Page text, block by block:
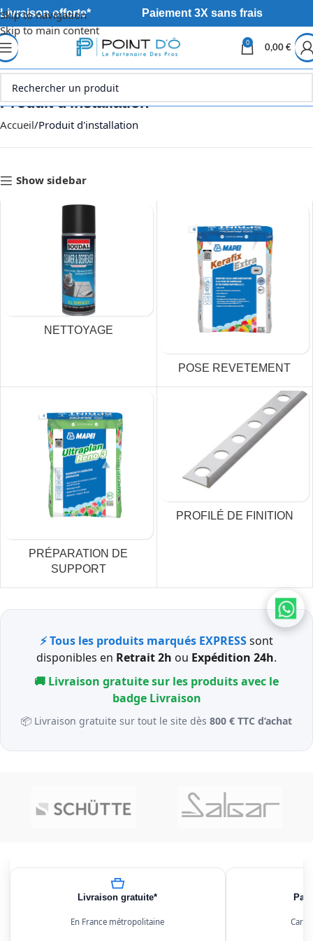
Skip to navigation
Skip to main content
Livraison offerte* Paiement 3X sans frais
0
0,00 €
Produit d'installation
Accueil Produit d'installation
Show sidebar
NETTOYAGE
POSE REVETEMENT
PRÉPARATION DE
SUPPORT
PROFILÉ DE FINITION
⚡ Tous les produits marqués EXPRESSsont
disponibles en Retrait 2h ou Expédition 24h.
🚚 Livraison gratuite sur les produits avec le
badge Livraison
📦 Livraison gratuite sur tout le site dès 800 € TTC d’achat
Livraison gratuite*
En France métropolitaine